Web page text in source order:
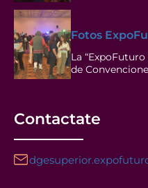
Fotos
La
de
Contactate